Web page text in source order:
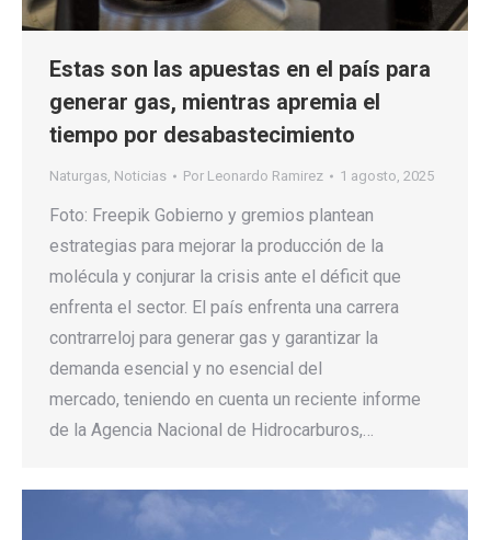
Estas son las apuestas en el país para
generar gas, mientras apremia el
tiempo por desabastecimiento
Naturgas, Noticias Por Leonardo Ramirez 1 agosto, 2025
Foto: Freepik Gobierno y gremios plantean
estrategias para mejorar la producción de la
molécula y conjurar la crisis ante el déficit que
enfrenta el sector. El país enfrenta una carrera
contrarreloj para generar gas y garantizar la
demanda esencial y no esencial del
mercado, teniendo en cuenta un reciente informe
de la Agencia Nacional de Hidrocarburos,…